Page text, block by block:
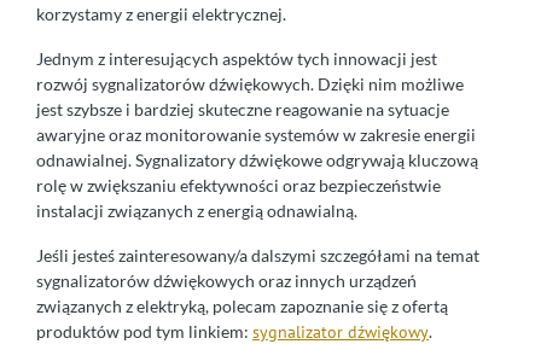
korzystamy z energii elektrycznej.
Jednym z interesujących aspektów tych innowacji jest
rozwój sygnalizatorów dźwiękowych. Dzięki nim możliwe
jest szybsze i bardziej skuteczne reagowanie na sytuacje
awaryjne oraz monitorowanie systemów w zakresie energii
odnawialnej. Sygnalizatory dźwiękowe odgrywają kluczową
rolę w zwiększaniu efektywności oraz bezpieczeństwie
instalacji związanych z energią odnawialną.
Jeśli jesteś zainteresowany/a dalszymi szczegółami na temat
sygnalizatorów dźwiękowych oraz innych urządzeń
związanych z elektryką, polecam zapoznanie się z ofertą
produktów pod tym linkiem: sygnalizator dźwiękowy.